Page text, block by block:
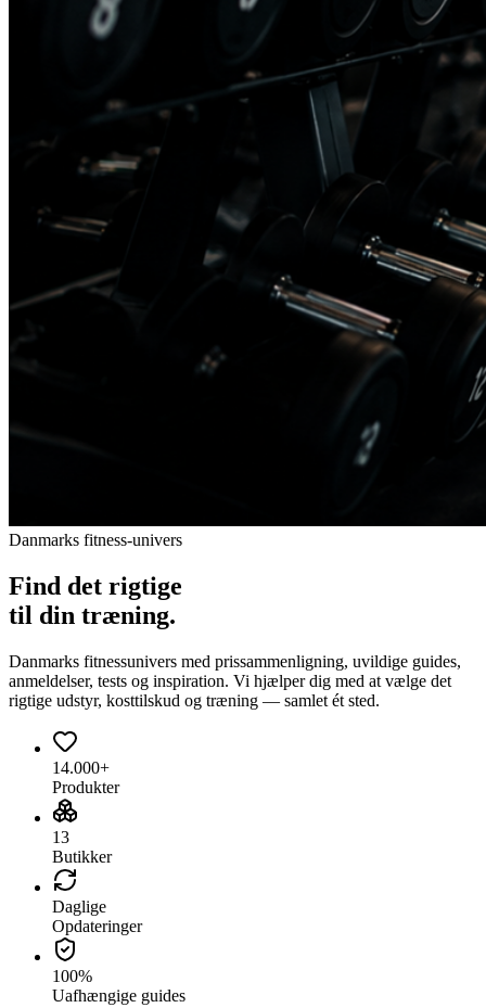
Danmarks fitness-univers
Find det rigtige
til din træning.
Danmarks fitnessunivers med prissammenligning, uvildige guides,
anmeldelser, tests og inspiration. Vi hjælper dig med at vælge det
rigtige udstyr, kosttilskud og træning — samlet ét sted.
14.000+
Produkter
13
Butikker
Daglige
Opdateringer
100%
Uafhængige guides